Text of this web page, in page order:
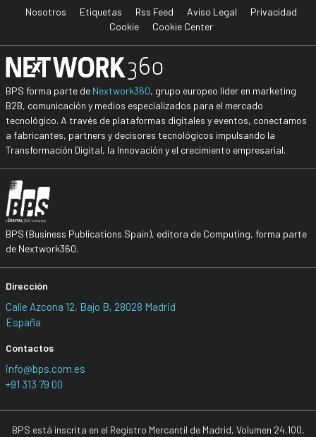
Nosotros Etiquetas Rss Feed Aviso Legal
Privacidad
Cookie
Cookie Center
BPS forma parte de Nextwork360, grupo europeo líder en marketing
B2B, comunicación y medios especializados para el mercado
tecnológico. A través de plataformas digitales y eventos, conectamos
a fabricantes, partners y decisores tecnológicos impulsando la
Transformación Digital, la Innovación y el crecimiento empresarial.
BPS (Business Publications Spain), editora de Computing, forma parte
de Nextwork360.
Dirección
Calle Azcona 12, Bajo B, 28028 Madrid
España
Contactos
info@bps.com.es
+91 313 79 00
BPS está inscrita en el Registro Mercantil de Madrid, Volumen 24.100,